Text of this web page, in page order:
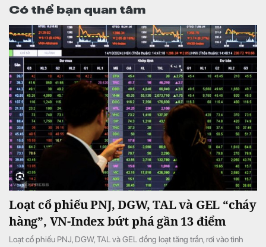
Có thể bạn quan tâm
Loạt cổ phiếu PNJ, DGW, TAL và GEL “cháy
hàng”, VN-Index bứt phá gần 13 điểm
Loạt cổ phiếu PNJ, DGW, TAL và GEL đồng loạt tăng trần, rơi vào tình